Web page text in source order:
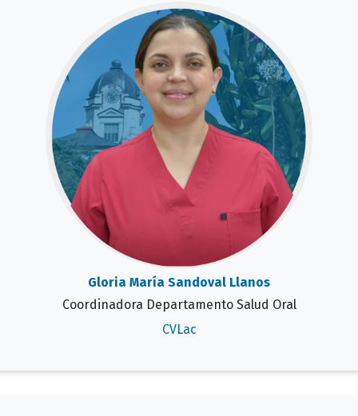
Gloria María Sandoval Llanos
Coordinadora Departamento Salud Oral
CVLac